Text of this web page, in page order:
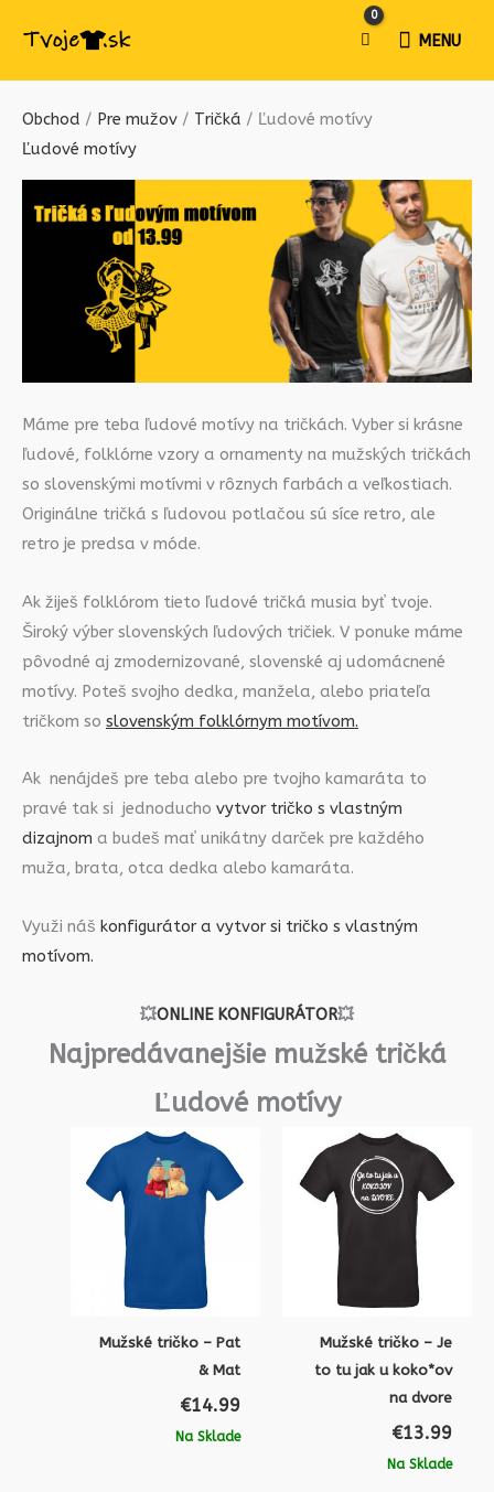
MENU
MENU
Obchod / Pre mužov / Tričká / Ľudové motívy
Ľudové motívy
Máme pre teba ľudové motívy na tričkách. Vyber si krásne
ľudové, folklórne vzory a ornamenty na mužských tričkách
so slovenskými motívmi v rôznych farbách a veľkostiach.
Originálne tričká s ľudovou potlačou sú síce retro, ale
retro je predsa v móde.
Ak žiješ folklórom tieto ľudové tričká musia byť tvoje.
Široký výber slovenských ľudových tričiek. V ponuke máme
pôvodné aj zmodernizované, slovenské aj udomácnené
motívy. Poteš svojho dedka, manžela, alebo priateľa
tričkom so slovenským folklórnym motívom.
Ak nenájdeš pre teba alebo pre tvojho kamaráta to
pravé tak si jednoducho vytvor tričko s vlastným
dizajnom a budeš mať unikátny darček pre každého
muža, brata, otca dedka alebo kamaráta.
Využi náš konfigurátor a vytvor si tričko s vlastným
motívom.
💥ONLINE KONFIGURÁTOR💥
Najpredávanejšie mužské tričká
Ľudové motívy
Mužské tričko – Pat
& Mat
€14.99
Na Sklade
Mužské tričko – Je
to tu jak u koko*ov
na dvore
€13.99
Na Sklade